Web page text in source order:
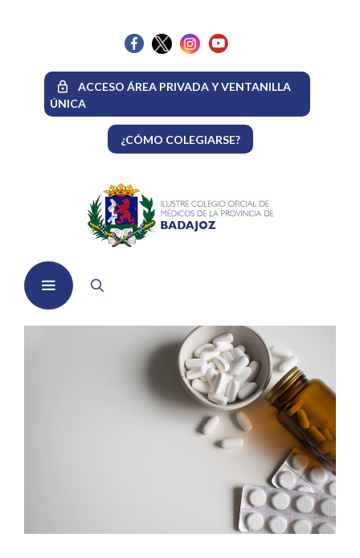
ACCESO ÁREA PRIVADA Y VENTANILLA
ÚNICA
¿CÓMO COLEGIARSE?